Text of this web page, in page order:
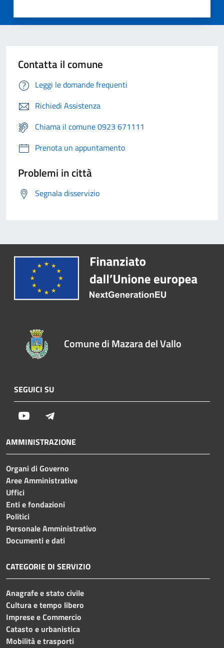
Contatta il comune
Leggi le domande frequenti
Richiedi Assistenza
Chiama il comune 0923 671111
Prenota un appuntamento
Problemi in città
Segnala disservizio
Comune di Mazara del Vallo
SEGUICI SU
Youtube
AMMINISTRAZIONE
Organi di Governo
Aree Amministrative
Uffici
Enti e fondazioni
Politici
Personale Amministrativo
Documenti e dati
CATEGORIE DI SERVIZIO
Anagrafe e stato civile
Cultura e tempo libero
Imprese e Commercio
Catasto e urbanistica
Mobilità e trasporti